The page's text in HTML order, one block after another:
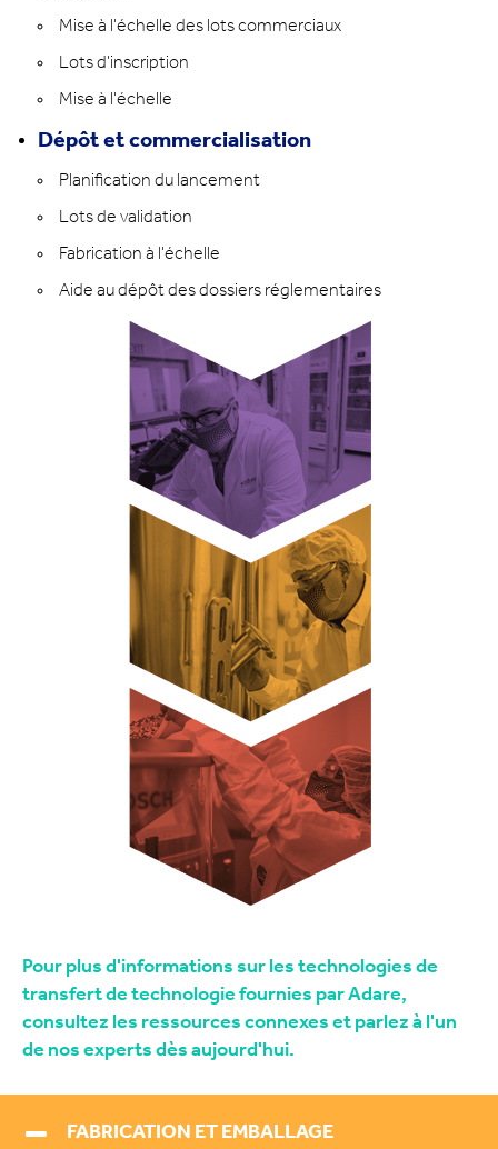
Mise à l'échelle des lots commerciaux
Lots d'inscription
Mise à l'échelle
Dépôt et commercialisation
Planification du lancement
Lots de validation
Fabrication à l'échelle
Aide au dépôt des dossiers réglementaires
Pour plus d'informations sur les technologies de
transfert de technologie fournies par Adare,
consultez les ressources connexes et parlez à l'un
de nos experts dès aujourd'hui.
FABRICATION ET EMBALLAGE